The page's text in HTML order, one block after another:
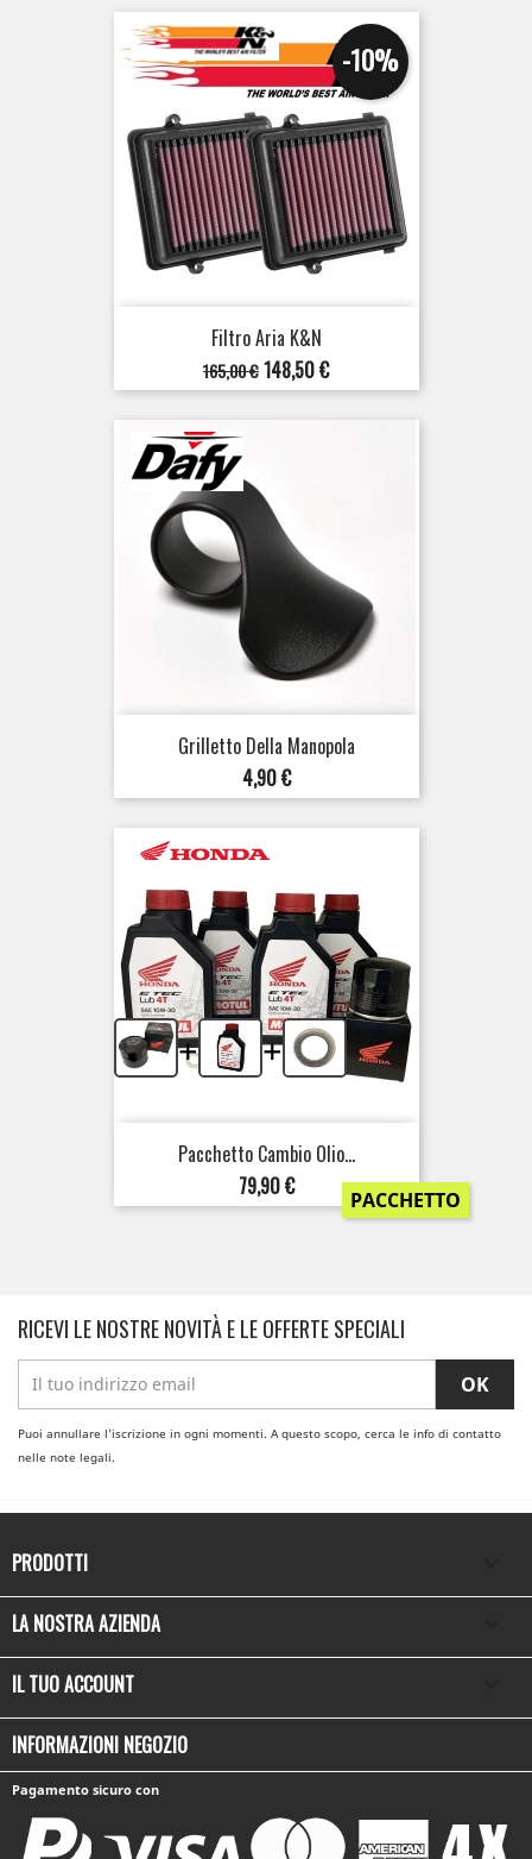
Filtro Aria K&N
Prezzo
base
165,00 €
-10%
Prezzo
148,50 €
Grilletto Della Manopola
Prezzo
4,90 €
+ +
Pacchetto Cambio Olio...
Prezzo
79,90 € PACCHETTO
RICEVI LE NOSTRE NOVITÀ E LE OFFERTE SPECIALI
Puoi annullare l'iscrizione in ogni momenti. A questo scopo, cerca le info di contatto
nelle note legali.
PRODOTTI
LA NOSTRA AZIENDA
IL TUO ACCOUNT
INFORMAZIONI NEGOZIO
Pagamento sicuro con